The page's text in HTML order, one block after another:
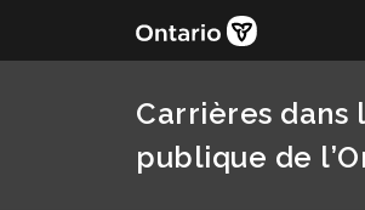
Carrières dans
publique de